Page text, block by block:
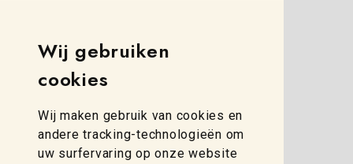
Wij gebruiken
cookies
Wij maken gebruik van cookies en
andere tracking-technologieën om
uw surfervaring op onze website
Simon Stevinweg 8
8013 NB Zwolle
zwolle@weidelco.nl